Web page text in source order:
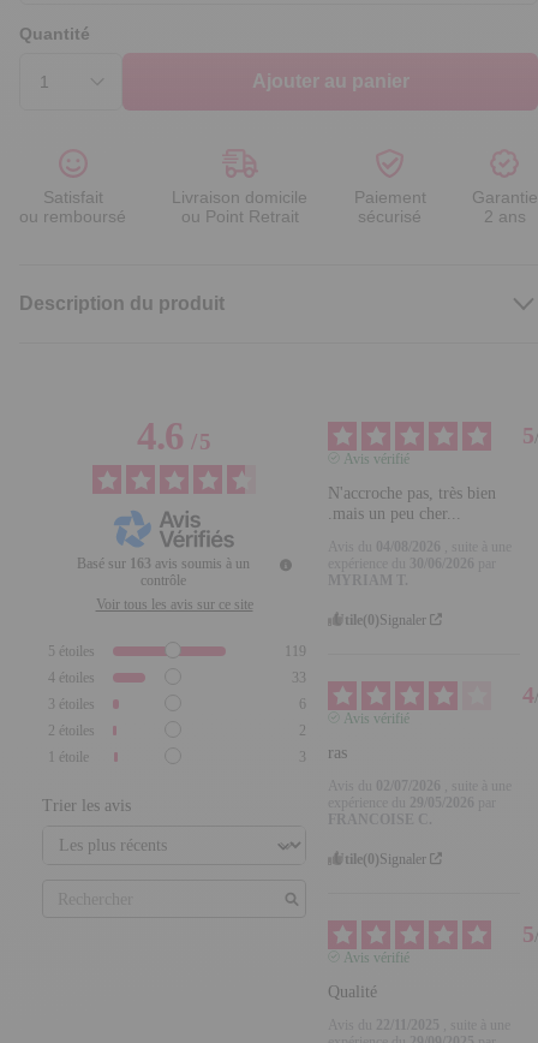
Quantité
Ajouter au panier
Satisfait
ou remboursé
Livraison domicile
ou Point Retrait
Paiement
sécurisé
Garantie
2 ans
Description du produit
4.6/5
Basé sur 163 avis soumis à un
contrôle
Voir tous les avis sur ce site
5 étoiles
119
4 étoiles
33
3 étoiles
6
2 étoiles
2
1
étoile 3
Trier les avis
5
Avis vérifié
N'accroche pas, très
bien .mais un peu cher...
Utile(0)Signaler
4
Avis vérifié
ras
une expérience du
29/05/2026 par
5